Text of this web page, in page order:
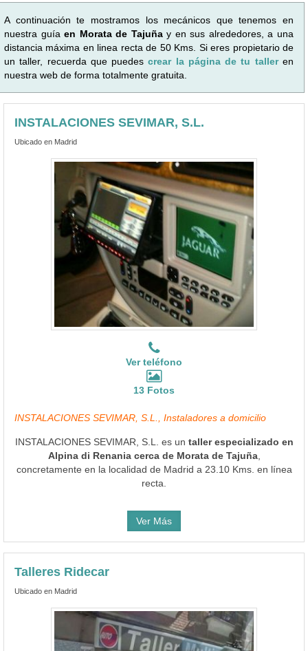
A continuación te mostramos los mecánicos que tenemos en
nuestra guíaen Morata de Tajuñay en sus alrededores, a una
distancia máxima en linea recta de 50 Kms. Si eres propietario de
un taller, recuerda que puedescrear la página de tu talleren
nuestra web de forma totalmente gratuita.
INSTALACIONES SEVIMAR, S.L.
Ubicado en Madrid
Ver teléfono
13 Fotos
INSTALACIONES SEVIMAR, S.L., Instaladores a domicilio
INSTALACIONES SEVIMAR, S.L. es un taller especializado en
Alpina di Renania cerca de Morata de Tajuña,
concretamente en la localidad de Madrid a 23.10 Kms. en línea
recta.
Ver Más
Talleres Ridecar
Ubicado en Madrid